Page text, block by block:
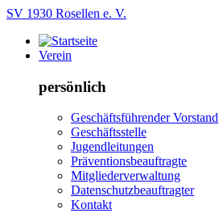
SV 1930 Rosellen e. V.
Verein
persönlich
Geschäftsführender Vorstand
Geschäftsstelle
Jugendleitungen
Präventionsbeauftragte
Mitgliederverwaltung
Datenschutzbeauftragter
Kontakt